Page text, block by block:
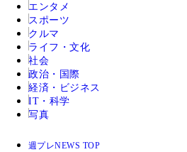
エンタメ
スポーツ
クルマ
ライフ・文化
社会
政治・国際
経済・ビジネス
IT・科学
写真
週プレNEWS TOP